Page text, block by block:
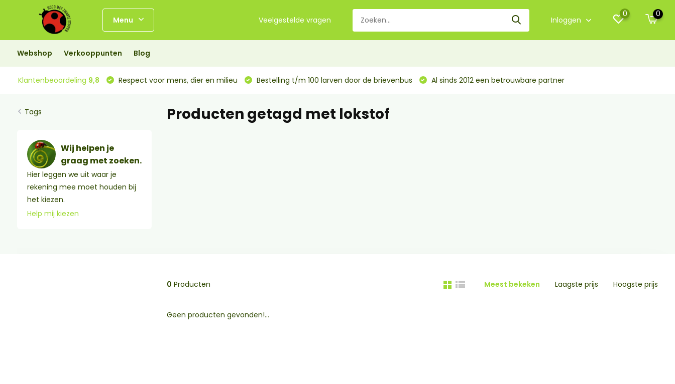
Menu Veelgestelde vragen Inloggen
0 0
Webshop Verkooppunten Blog
Klantenbeoordeling 9,8 Respect voor mens, dier en milieu Bestelling t/m 100 larven door de brievenbus Al sinds 2012 een betrouwbare partner
Tags
Wij helpen je
graag met zoeken.
Hier leggen we uit waar je
rekening mee moet houden bij
het kiezen.
Help mij kiezen
Producten getagd met lokstof
0 Producten Meest bekeken Laagste prijs Hoogste prijs
Geen producten gevonden!...